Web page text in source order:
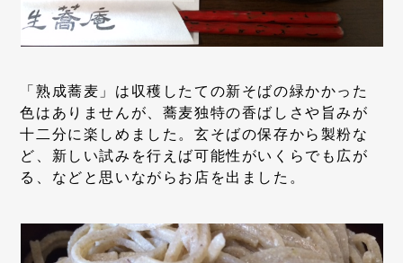
「熟成蕎麦」は収穫したての新そばの緑かかった
色はありませんが、蕎麦独特の香ばしさや旨みが
十二分に楽しめました。玄そばの保存から製粉な
ど、新しい試みを行えば可能性がいくらでも広が
る、などと思いながらお店を出ました。